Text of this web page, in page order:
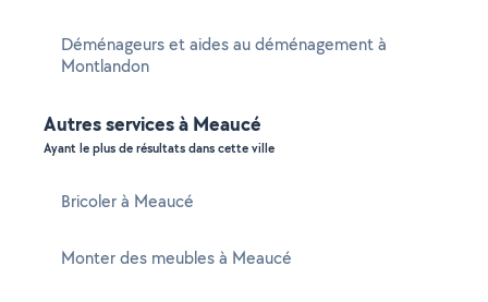
Déménageurs et aides au déménagement à
Montlandon
Autres services à Meaucé
Ayant le plus de résultats dans cette ville
Bricoler à Meaucé
Monter des meubles à Meaucé